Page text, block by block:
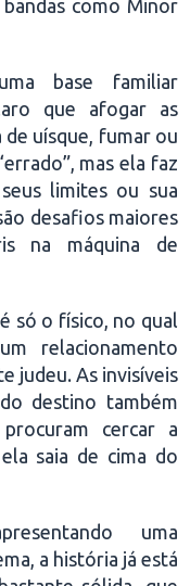
como Minor
base familiar
que afogar as
uísque, fumar ou
mas ela faz
limites ou sua
desafios maiores
na máquina de
só o físico, no qual
relacionamento
judeu. As invisíveis
destino também
cercar a
saia de cima do
uma
a história já está